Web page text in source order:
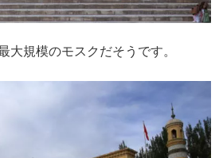
大規模のモスクだそうです。